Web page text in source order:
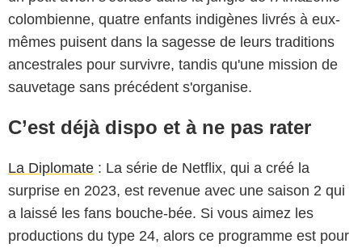
colombienne, quatre enfants indigènes livrés à eux-
mêmes puisent dans la sagesse de leurs traditions
ancestrales pour survivre, tandis qu'une mission de
sauvetage sans précédent s'organise.
C’est déjà dispo et à ne pas rater
La Diplomate : La série de Netflix, qui a créé la
surprise en 2023, est revenue avec une saison 2 qui
a laissé les fans bouche-bée. Si vous aimez les
productions du type 24, alors ce programme est pour